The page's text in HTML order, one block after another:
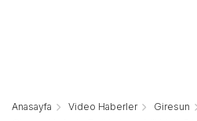
Anasayfa Video Haberler
Giresun